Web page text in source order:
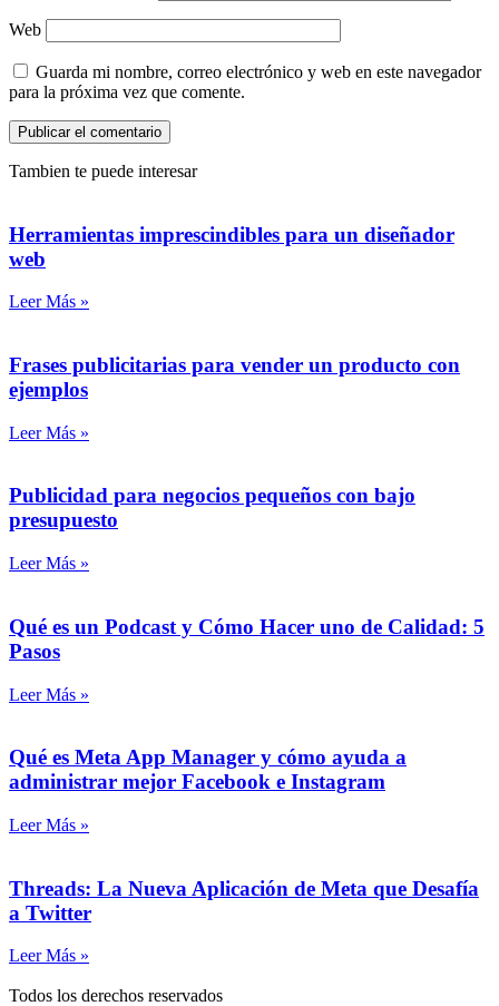
Web
Guarda mi nombre, correo electrónico y web en este navegador
para la próxima vez que comente.
Tambien te puede interesar
Herramientas imprescindibles para un diseñador
web
Leer Más »
Frases publicitarias para vender un producto con
ejemplos
Leer Más »
Publicidad para negocios pequeños con bajo
presupuesto
Leer Más »
Qué es un Podcast y Cómo Hacer uno de Calidad: 5
Pasos
Leer Más »
Qué es Meta App Manager y cómo ayuda a
administrar mejor Facebook e Instagram
Leer Más »
Threads: La Nueva Aplicación de Meta que Desafía
a Twitter
Leer Más »
Todos los derechos reservados